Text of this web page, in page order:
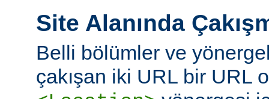
Site Alanında
Belli bölümler ve
çakışan iki URL bir URL